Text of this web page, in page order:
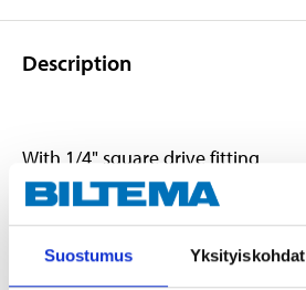
Suostumus Yksityiskohdat
Description
With 1/4" square drive fitting
Technical specifications